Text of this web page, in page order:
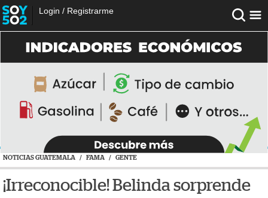
Login / Registrarme
NOTICIAS GUATEMALA / FAMA / GENTE
¡Irreconocible! Belinda sorprende